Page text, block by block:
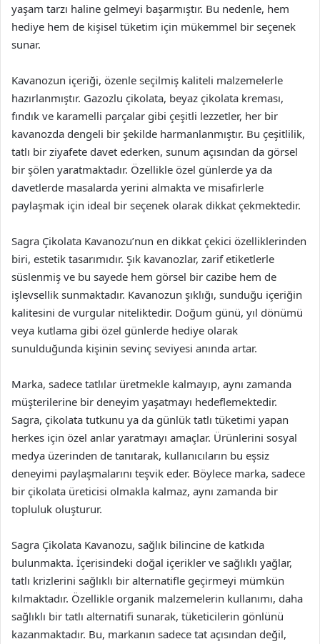
yaşam tarzı haline gelmeyi başarmıştır. Bu nedenle, hem
hediye hem de kişisel tüketim için mükemmel bir seçenek
sunar.
Kavanozun içeriği, özenle seçilmiş kaliteli malzemelerle
hazırlanmıştır. Gazozlu çikolata, beyaz çikolata kreması,
fındık ve karamelli parçalar gibi çeşitli lezzetler, her bir
kavanozda dengeli bir şekilde harmanlanmıştır. Bu çeşitlilik,
tatlı bir ziyafete davet ederken, sunum açısından da görsel
bir şölen yaratmaktadır. Özellikle özel günlerde ya da
davetlerde masalarda yerini almakta ve misafirlerle
paylaşmak için ideal bir seçenek olarak dikkat çekmektedir.
Sagra Çikolata Kavanozu’nun en dikkat çekici özelliklerinden
biri, estetik tasarımıdır. Şık kavanozlar, zarif etiketlerle
süslenmiş ve bu sayede hem görsel bir cazibe hem de
işlevsellik sunmaktadır. Kavanozun şıklığı, sunduğu içeriğin
kalitesini de vurgular niteliktedir. Doğum günü, yıl dönümü
veya kutlama gibi özel günlerde hediye olarak
sunulduğunda kişinin sevinç seviyesi anında artar.
Marka, sadece tatlılar üretmekle kalmayıp, aynı zamanda
müşterilerine bir deneyim yaşatmayı hedeflemektedir.
Sagra, çikolata tutkunu ya da günlük tatlı tüketimi yapan
herkes için özel anlar yaratmayı amaçlar. Ürünlerini sosyal
medya üzerinden de tanıtarak, kullanıcıların bu eşsiz
deneyimi paylaşmalarını teşvik eder. Böylece marka, sadece
bir çikolata üreticisi olmakla kalmaz, aynı zamanda bir
topluluk oluşturur.
Sagra Çikolata Kavanozu, sağlık bilincine de katkıda
bulunmakta. İçerisindeki doğal içerikler ve sağlıklı yağlar,
tatlı krizlerini sağlıklı bir alternatifle geçirmeyi mümkün
kılmaktadır. Özellikle organik malzemelerin kullanımı, daha
sağlıklı bir tatlı alternatifi sunarak, tüketicilerin gönlünü
kazanmaktadır. Bu, markanın sadece tat açısından değil,